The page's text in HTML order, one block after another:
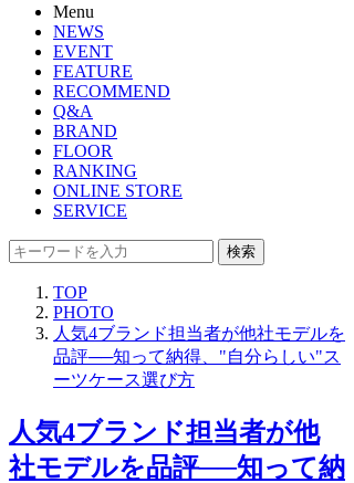
Menu
NEWS
EVENT
FEATURE
RECOMMEND
Q&A
BRAND
FLOOR
RANKING
ONLINE STORE
SERVICE
検索
TOP
PHOTO
人気4ブランド担当者が他社モデルを
品評──知って納得、"自分らしい"ス
ーツケース選び方
人気4ブランド担当者が他
社モデルを品評──知って納